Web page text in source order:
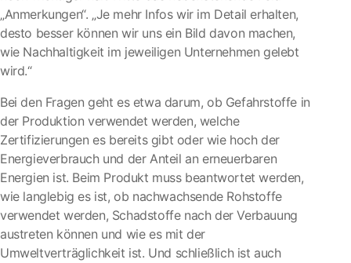
„Anmerkungen“. „Je mehr Infos wir im Detail erhalten,
desto besser können wir uns ein Bild davon machen,
wie Nachhaltigkeit im jeweiligen Unternehmen gelebt
wird.“
Bei den Fragen geht es etwa darum, ob Gefahrstoffe in
der Produktion verwendet werden, welche
Zertifizierungen es bereits gibt oder wie hoch der
Energieverbrauch und der Anteil an erneuerbaren
Energien ist. Beim Produkt muss beantwortet werden,
wie langlebig es ist, ob nachwachsende Rohstoffe
verwendet werden, Schadstoffe nach der Verbauung
austreten können und wie es mit der
Umweltverträglichkeit ist. Und schließlich ist auch